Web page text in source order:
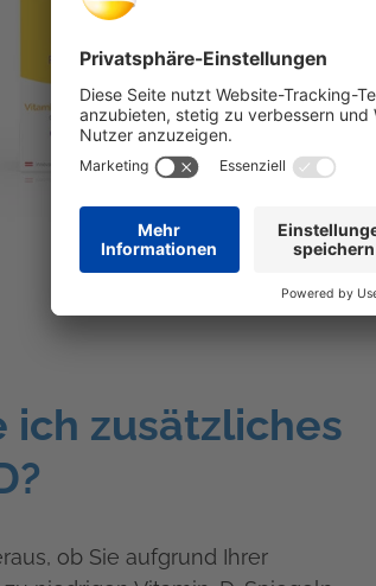
ich zusätzliches
ob Sie aufgrund Ihrer